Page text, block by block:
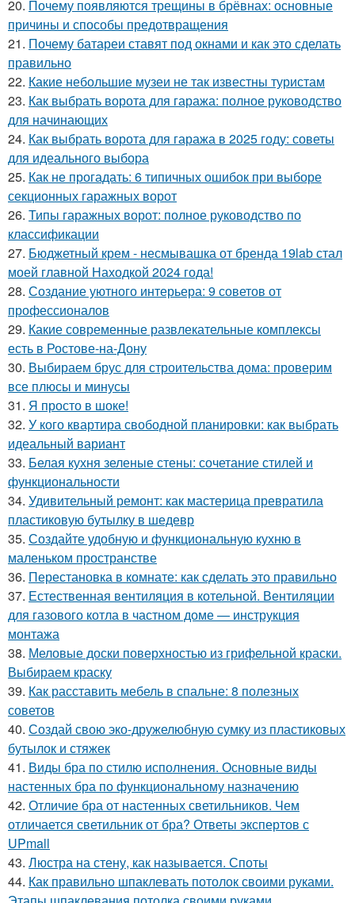
20. Почему появляются трещины в брёвнах: основные
причины и способы предотвращения
21. Почему батареи ставят под окнами и как это сделать
правильно
22. Какие небольшие музеи не так известны туристам
23. Как выбрать ворота для гаража: полное руководство
для начинающих
24. Как выбрать ворота для гаража в 2025 году: советы
для идеального выбора
25. Как не прогадать: 6 типичных ошибок при выборе
секционных гаражных ворот
26. Типы гаражных ворот: полное руководство по
классификации
27. Бюджетный крем - несмывашка от бренда 19lab стал
моей главной Находкой 2024 года!
28. Создание уютного интерьера: 9 советов от
профессионалов
29. Какие современные развлекательные комплексы
есть в Ростове-на-Дону
30. Выбираем брус для строительства дома: проверим
все плюсы и минусы
31. Я просто в шоке!
32. У кого квартира свободной планировки: как выбрать
идеальный вариант
33. Белая кухня зеленые стены: сочетание стилей и
функциональности
34. Удивительный ремонт: как мастерица превратила
пластиковую бутылку в шедевр
35. Создайте удобную и функциональную кухню в
маленьком пространстве
36. Перестановка в комнате: как сделать это правильно
37. Естественная вентиляция в котельной. Вентиляции
для газового котла в частном доме — инструкция
монтажа
38. Меловые доски поверхностью из грифельной краски.
Выбираем краску
39. Как расставить мебель в спальне: 8 полезных
советов
40. Создай свою эко-дружелюбную сумку из пластиковых
бутылок и стяжек
41. Виды бра по стилю исполнения. Основные виды
настенных бра по функциональному назначению
42. Отличие бра от настенных светильников. Чем
отличается светильник от бра? Ответы экспертов с
UPmall
43. Люстра на стену, как называется. Споты
44. Как правильно шпаклевать потолок своими руками.